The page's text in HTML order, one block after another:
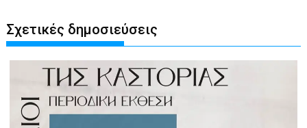
Σχετικές δημοσιεύσεις